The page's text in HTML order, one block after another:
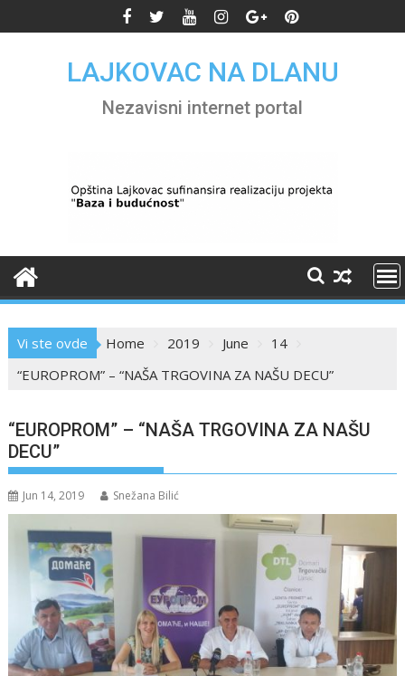
to
LAJKOVAC NA DLANU
Nezavisni internet portal
Vi ste ovde Home 2019 June
14
“EUROPROM” – “NAŠA TRGOVINA ZA NAŠU DECU”
“EUROPROM” – “NAŠA TRGOVINA ZA NAŠU
DECU”
Jun 14, 2019 Snežana Bilić